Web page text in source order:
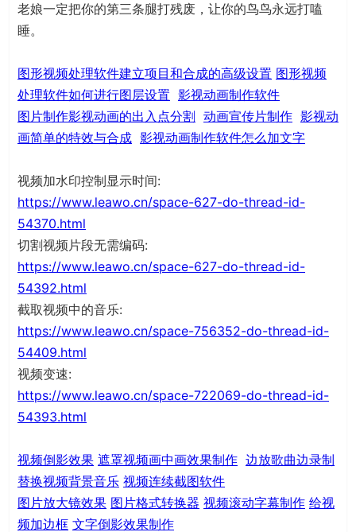
老娘一定把你的第三条腿打残废，让你的鸟鸟永远打嗑
睡。
图形视频处理软件建立项目和合成的高级设置 图形视频
处理软件如何进行图层设置 影视动画制作软件
图片制作影视动画的出入点分割 动画宣传片制作 影视动
画简单的特效与合成 影视动画制作软件怎么加文字
视频加水印控制显示时间:
https://www.leawo.cn/space-627-do-thread-id-
54370.html
切割视频片段无需编码:
https://www.leawo.cn/space-627-do-thread-id-
54392.html
截取视频中的音乐:
https://www.leawo.cn/space-756352-do-thread-id-
54409.html
视频变速:
https://www.leawo.cn/space-722069-do-thread-id-
54393.html
视频倒影效果 遮罩视频画中画效果制作 边放歌曲边录制
替换视频背景音乐 视频连续截图软件
图片放大镜效果 图片格式转换器 视频滚动字幕制作 给视
频加边框 文字倒影效果制作